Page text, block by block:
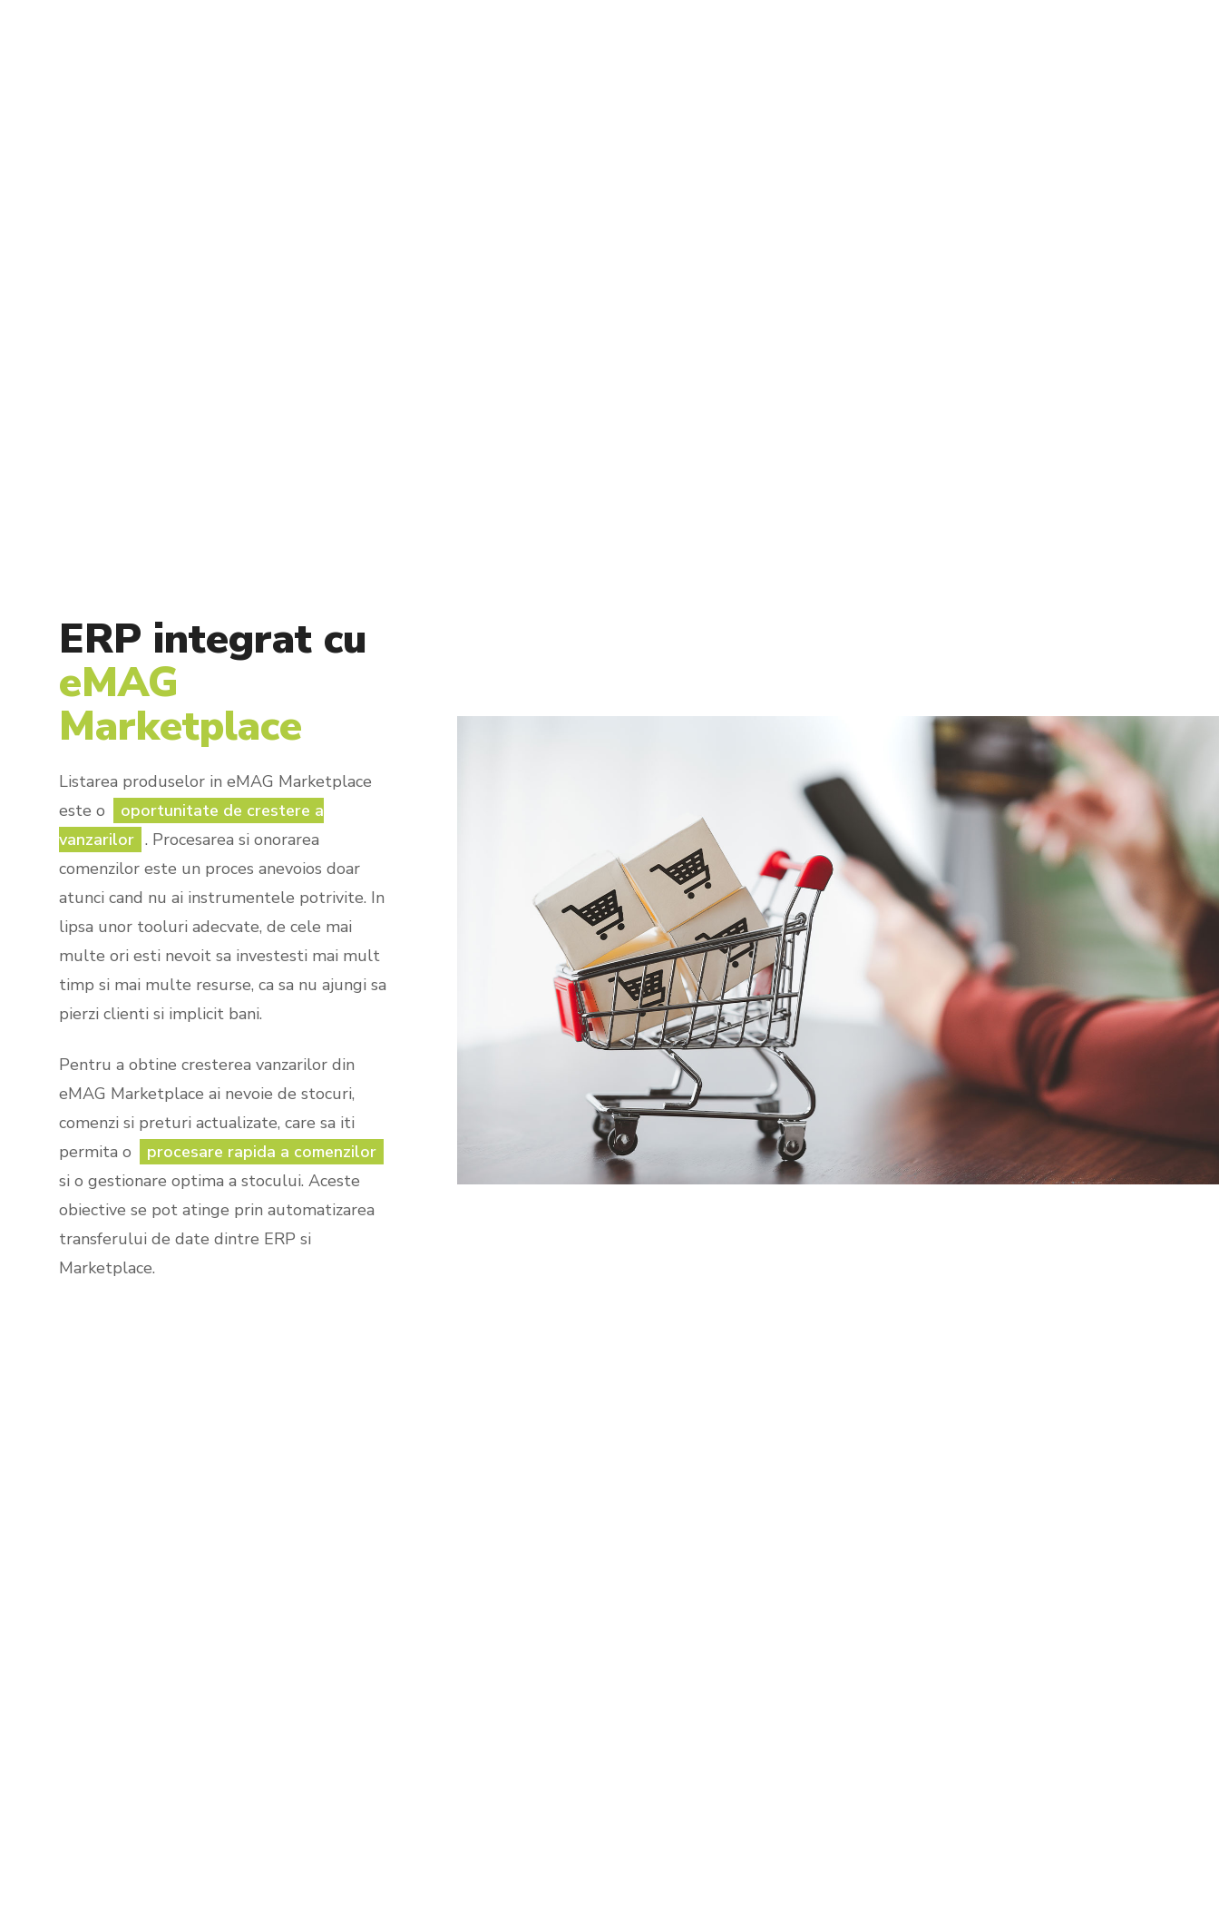
ERP integrat cu
eMAG
Marketplace
Listarea produselor in eMAG Marketplace
este o
oportunitate de crestere a
vanzarilor . Procesarea si onorarea
comenzilor este un proces anevoios doar
atunci cand nu ai instrumentele potrivite. In
lipsa unor tooluri adecvate, de cele mai
multe ori esti nevoit sa investesti mai mult
timp si mai multe resurse, ca sa nu ajungi sa
pierzi clienti si implicit bani.
Pentru a obtine cresterea vanzarilor din
eMAG Marketplace ai nevoie de stocuri,
comenzi si preturi actualizate, care sa iti
permita o
procesare rapida a comenzilor
si o gestionare optima a stocului. Aceste
obiective se pot atinge prin automatizarea
transferului de date dintre ERP si
Marketplace.